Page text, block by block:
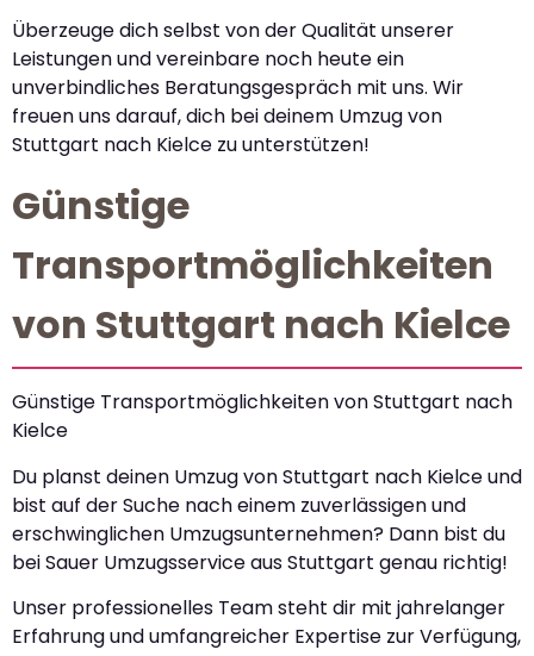
Überzeuge dich selbst von der Qualität unserer
Leistungen und vereinbare noch heute ein
unverbindliches Beratungsgespräch mit uns. Wir
freuen uns darauf, dich bei deinem Umzug von
Stuttgart nach Kielce zu unterstützen!
Günstige
Transportmöglichkeiten
von Stuttgart nach Kielce
Günstige Transportmöglichkeiten von Stuttgart nach
Kielce
Du planst deinen Umzug von Stuttgart nach Kielce und
bist auf der Suche nach einem zuverlässigen und
erschwinglichen Umzugsunternehmen? Dann bist du
bei Sauer Umzugsservice aus Stuttgart genau richtig!
Unser professionelles Team steht dir mit jahrelanger
Erfahrung und umfangreicher Expertise zur Verfügung,